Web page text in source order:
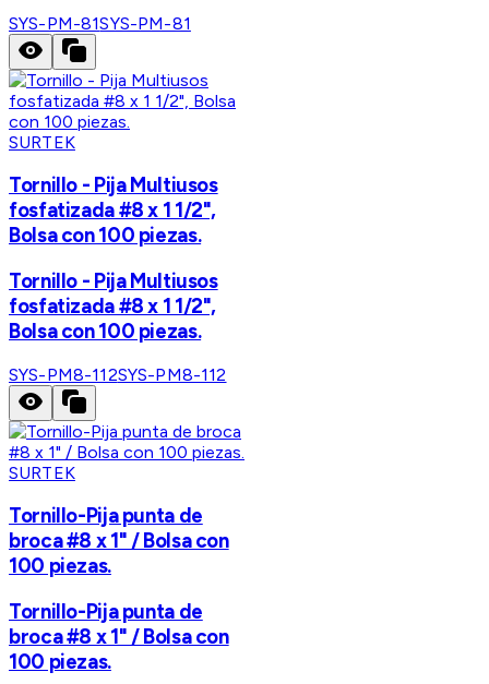
SYS-PM-81SYS-PM-81
SURTEK
Tornillo - Pija Multiusos
fosfatizada #8 x 1 1/2",
Bolsa con 100 piezas.
Tornillo - Pija Multiusos
fosfatizada #8 x 1 1/2",
Bolsa con 100 piezas.
SYS-PM8-112SYS-PM8-112
SURTEK
Tornillo-Pija punta de
broca #8 x 1" / Bolsa con
100 piezas.
Tornillo-Pija punta de
broca #8 x 1" / Bolsa con
100 piezas.